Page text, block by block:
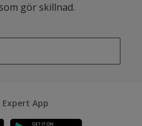
gör skillnad.
App